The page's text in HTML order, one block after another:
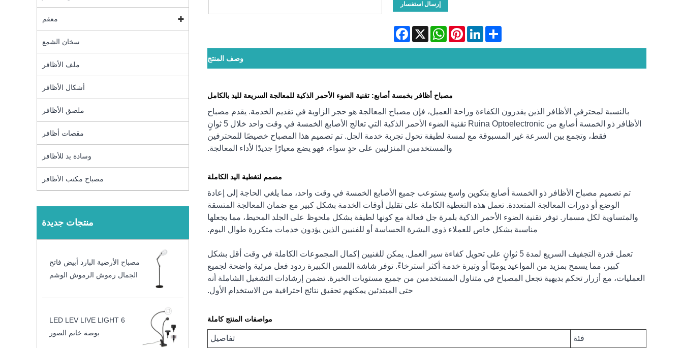
معقم
سخان الشمع
ملف الأظافر
أشكال الأظافر
ملصق الأظافر
مقصات أظافر
وسادة يد للأظافر
مصباح مكتب الأظافر
منتجات جديدة
مصباح الأرضية البارد أبيض فاتح
الجمال رموش الرموش الوشم
LED LEV LIVE LIGHT 6
بوصة خاتم الصور
إرسال استفسار
Facebook X
WhatsAppPinterestLinkedInShare
وصف المنتج
مصباح أظافر بخمسة أصابع: تقنية الضوء الأحمر الذكية للمعالجة السريعة لليد بالكامل
بالنسبة لمحترفي الأظافر الذين يقدرون الكفاءة وراحة العميل، فإن مصباح المعالجة هو حجر الزاوية في تقديم الخدمة. يقدم مصباح
الأظافر ذو الخمسة أصابع من Ruina Optoelectronic تقنية الضوء الأحمر الذكية التي تعالج الأصابع الخمسة في وقت واحد خلال 5 ثوانٍ
فقط، وتجمع بين السرعة غير المسبوقة مع لمسة لطيفة تحول تجربة خدمة الجل. تم تصميم هذا المصباح خصيصًا للمحترفين
والمستخدمين المنزليين على حدٍ سواء، فهو يضع معيارًا جديدًا لأداء المعالجة.
مصمم لتغطية اليد الكاملة
تم تصميم مصباح الأظافر ذو الخمسة أصابع بتكوين واسع يستوعب جميع الأصابع الخمسة في وقت واحد، مما يلغي الحاجة إلى إعادة
الوضع أو دورات المعالجة المتعددة. تعمل هذه التغطية الكاملة على تقليل أوقات الخدمة بشكل كبير مع ضمان المعالجة المتسقة
والمتساوية لكل مسمار. توفر تقنية الضوء الأحمر الذكية بلمرة جل فعالة مع كونها لطيفة بشكل ملحوظ على الجلد المحيط، مما يجعلها
مناسبة بشكل خاص للعملاء ذوي البشرة الحساسة أو للفنيين الذين يؤدون خدمات متكررة طوال اليوم.
تعمل قدرة التجفيف السريع لمدة 5 ثوانٍ على تحويل كفاءة سير العمل. يمكن للفنيين إكمال المجموعات الكاملة في وقت أقل بشكل
كبير، مما يسمح بمزيد من المواعيد يوميًا أو وتيرة خدمة أكثر استرخاءً. توفر شاشة اللمس الكبيرة ردود فعل مرئية واضحة لجميع
العمليات، مع أزرار تحكم بديهية تجعل المصباح في متناول المستخدمين من جميع مستويات الخبرة. تضمن إرشادات التشغيل الشاملة أنه
حتى المبتدئين يمكنهم تحقيق نتائج احترافية من الاستخدام الأول.
مواصفات المنتج كاملة
فئة تفاصيل